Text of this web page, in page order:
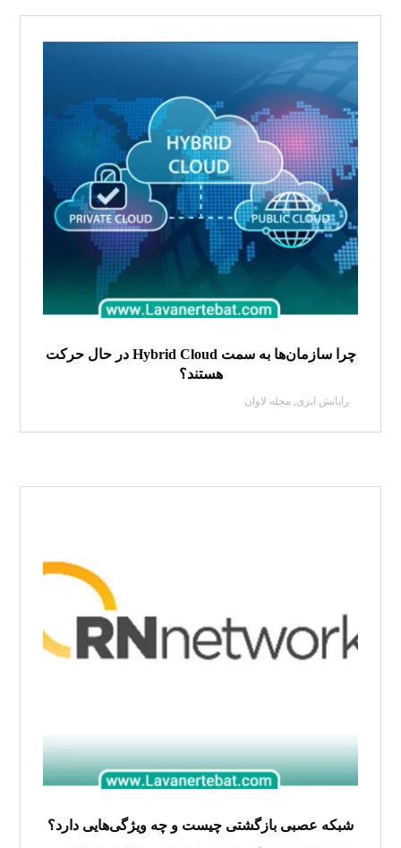
چرا سازمان‌ها به سمت Hybrid Cloud در حال حرکت
هستند؟
رایانش ابری,مجله لاوان
شبکه عصبی بازگشتی چیست و چه ویژگی‌هایی دارد؟